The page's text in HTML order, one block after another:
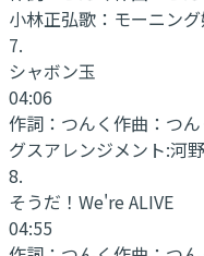
小林正弘歌： モーニング
7.
シャボン玉
04:06
作詞： つんく作曲： つん
グスアレンジメント:河
8.
そうだ！We're ALIVE
04:55